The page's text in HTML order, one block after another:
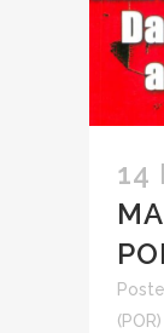
14
(POR)